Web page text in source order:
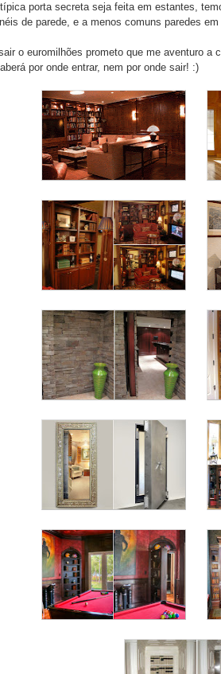
porta secreta seja feita em estantes,
de parede, e a menos comuns paredes
o euromilhões prometo que me aventuro a
por onde entrar, nem por onde sair! :)